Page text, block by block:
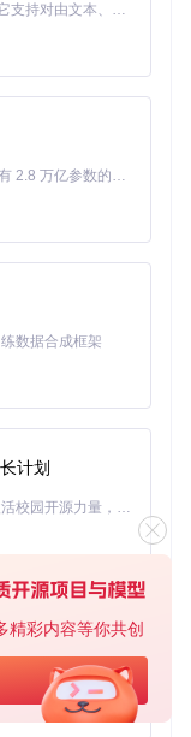
精彩内容等你共创
归处理子文件夹
件保存位置
：
名的MP3或FLAC
认播放正常
致
的工作原理。
精密构造，我们用
程）：
住文件
解密密钥）
音频数据）
MiniMax H3 是一个通用的全模态生成系统。它支持对由文本、图像、视频和音频组成的多模态上下文进行统一理解，并能生成分辨率高达 2K、时长可达 15 秒的带原生立体声音频的视频。得益于面向任务泛化的系统设计，H3 在预训练阶段就已具备广泛的多模态上下文理解与生成能力，能够出色地执行复杂的多模态指令。
Kimi K3 是Kimi能力最强的模型：这是一个拥有 2.8 万亿参数的混合专家（MoE）模型，具备原生视觉理解能力，并支持 100 万 token 的上下文窗口。
数据合成框架
计划
「源启盛夏」暑期校园开发者成长计划旨在激活校园开源力量，通过积分激励、认证扶持、资源倾斜等形式，引导高校组织和开发者完成「入驻 — 建项目 — 做贡献 — 获认证 — 得资源」的完整闭环。无论你是想带领社团入驻平台的组织者，还是希望用代码贡献证明自己的开发者，都能在这里找到属于你的成长路径。
基于Python的Xiaozhi AI，适用于想要完整Xiaozhi体验而无需拥有专用硬件的用户。